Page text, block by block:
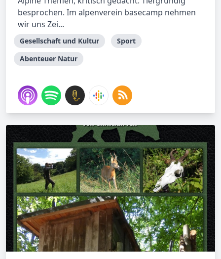
besprochen. Im alpenverein basecamp nehmen
wir uns Zei...
Gesellschaft und Kultur
Sport
Abenteuer Natur